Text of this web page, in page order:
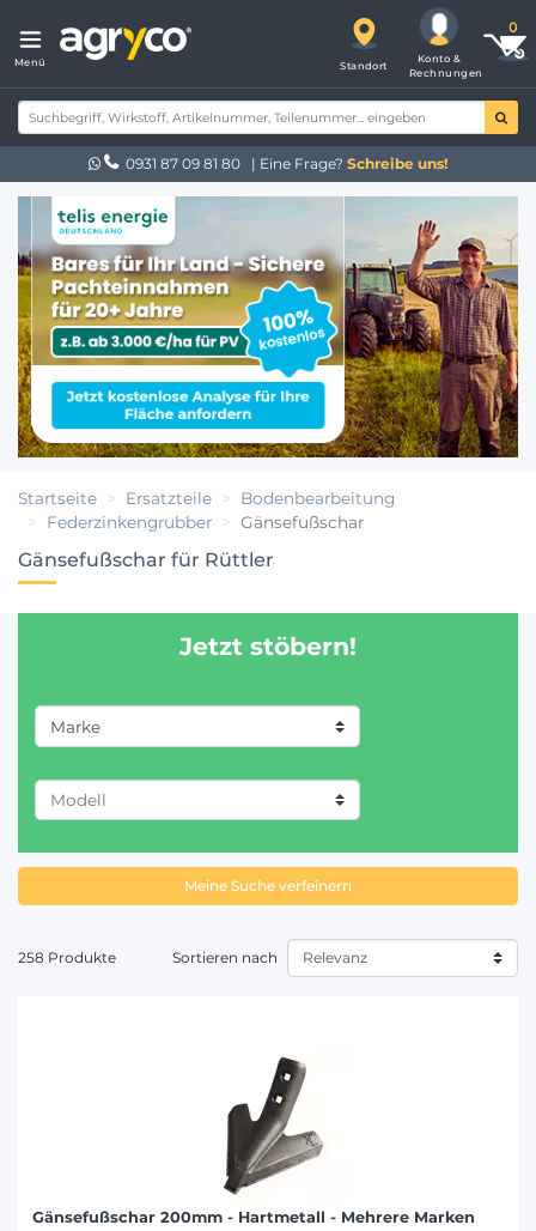
Menü Standort
Konto &
Rechnungen
0931 87 09 81 80 | Eine Frage? Schreibe uns!
Startseite Ersatzteile
Bodenbearbeitung
Federzinkengrubber
Gänsefußschar
Gänsefußschar für Rüttler
Jetzt stöbern!
Marke
LEMKEN (3)
AMAZONE (3)
KONGSKILDE OVERUM (16)
KVERNELAND (7)
VADERSTAD (5)
MASCHIO GASPARDO (2)
Meine Suche verfeinern
258 Produkte Sortieren nach
Gänsefußschar 200mm - Hartmetall - Mehrere Marken